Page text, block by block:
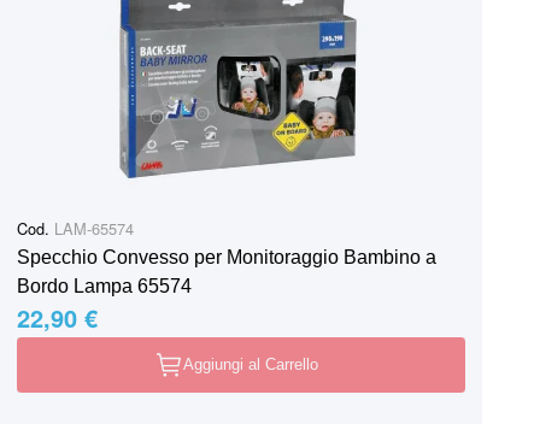
Cod. LAM-65574
Specchio Convesso per Monitoraggio Bambino a
Bordo Lampa 65574
22,90 €
Aggiungi al Carrello